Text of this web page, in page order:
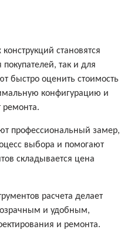
становятся
так и для
быстро оценить стоимость
конфигурацию и
ремонта.
профессиональный замер,
выбора и помогают
складывается цена
расчета делает
и удобным,
и ремонта.